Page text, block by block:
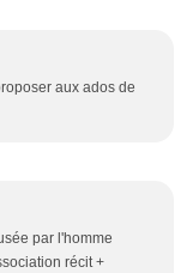
aux ados de
par l'homme
récit +